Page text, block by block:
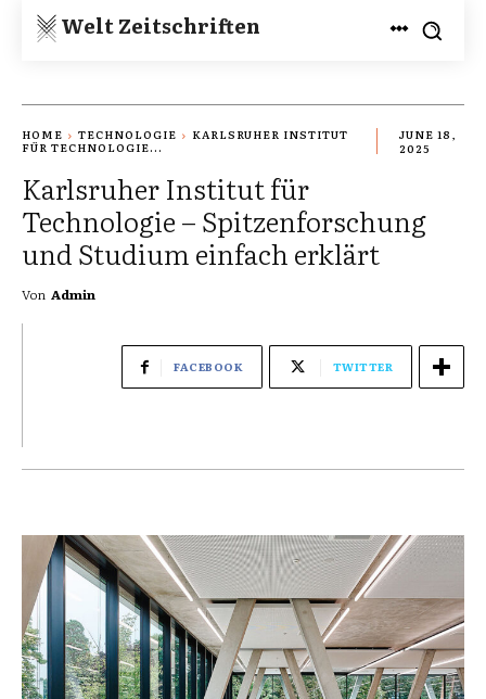
Welt Zeitschriften
HOME TECHNOLOGIE
KARLSRUHER INSTITUT
FÜR TECHNOLOGIE...
JUNE 18,
2025
Karlsruher Institut für
Technologie – Spitzenforschung
und Studium einfach erklärt
Von Admin
FACEBOOK TWITTER